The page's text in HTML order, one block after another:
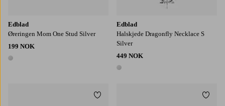
Edblad
Øreringen Mom One Stud Silver
199 NOK
1 farge
Edblad
Halskjede Dragonfly Necklace S
Silver
449 NOK
1 farge
Legg til favoritter